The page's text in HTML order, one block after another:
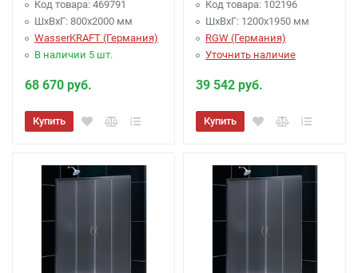
Код товара: 469791
ШхВхГ: 800х2000 мм
WasserKRAFT (Германия)
В наличии 5 шт.
68 670 руб.
Купить
Код товара: 102196
ШхВхГ: 1200х1950 мм
RGW (Германия)
Уточнить наличие
39 542 руб.
Купить